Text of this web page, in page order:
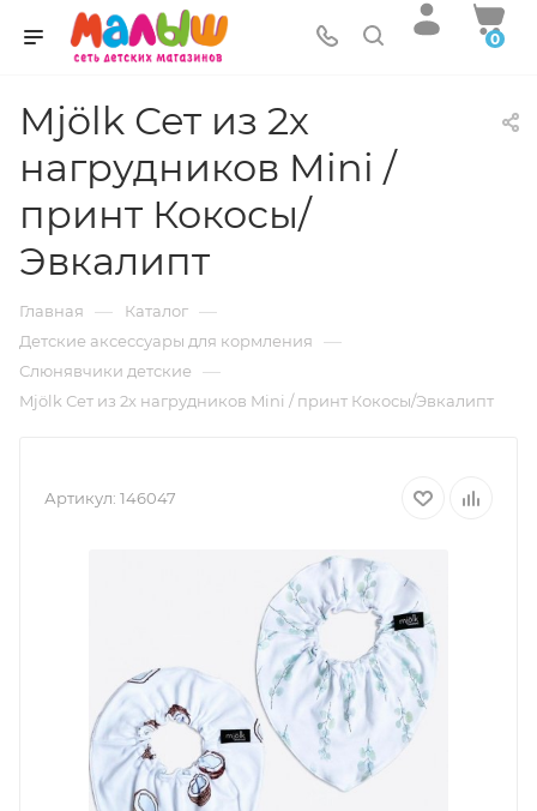
0
Mjölk Сет из 2х
нагрудников Mini /
принт Кокосы/
Эвкалипт
Главная — Каталог —
Детские аксессуары для кормления —
Слюнявчики детские —
Mjölk Сет из 2х нагрудников Mini / принт Кокосы/Эвкалипт
Артикул: 146047